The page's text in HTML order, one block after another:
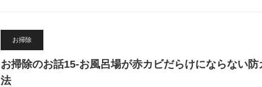
お掃除
お掃除のお話15-お風呂場が赤カビだらけにならない防
法